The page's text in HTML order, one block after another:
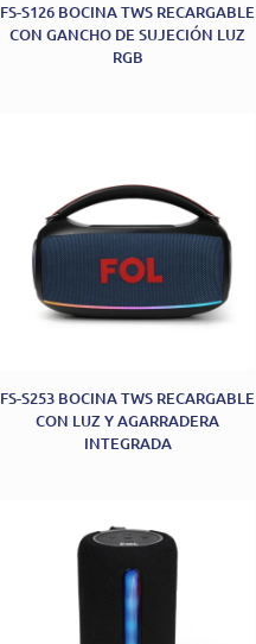
FS-S126 BOCINA TWS RECARGABLE
CON GANCHO DE SUJECIÓN LUZ
RGB
FS-S253 BOCINA TWS RECARGABLE
CON LUZ Y AGARRADERA
INTEGRADA